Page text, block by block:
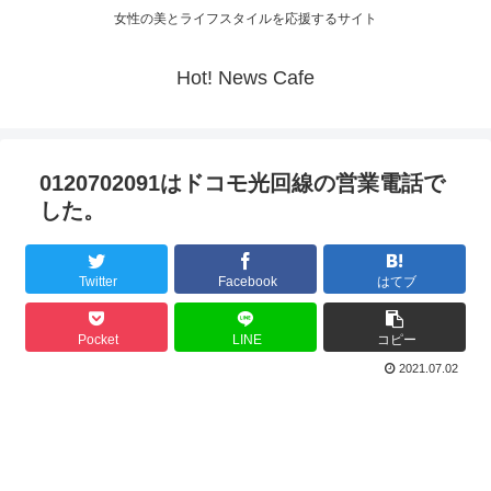
女性の美とライフスタイルを応援するサイト
Hot! News Cafe
0120702091はドコモ光回線の営業電話で
した。
Twitter Facebook はてブ
Pocket LINE コピー
2021.07.02